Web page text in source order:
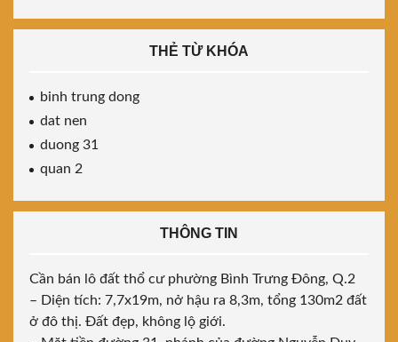
THẺ TỪ KHÓA
binh trung dong
dat nen
duong 31
quan 2
THÔNG TIN
Cần bán lô đất thổ cư phường Bình Trưng Đông, Q.2
– Diện tích: 7,7x19m, nở hậu ra 8,3m, tổng 130m2 đất
ở đô thị. Đất đẹp, không lộ giới.